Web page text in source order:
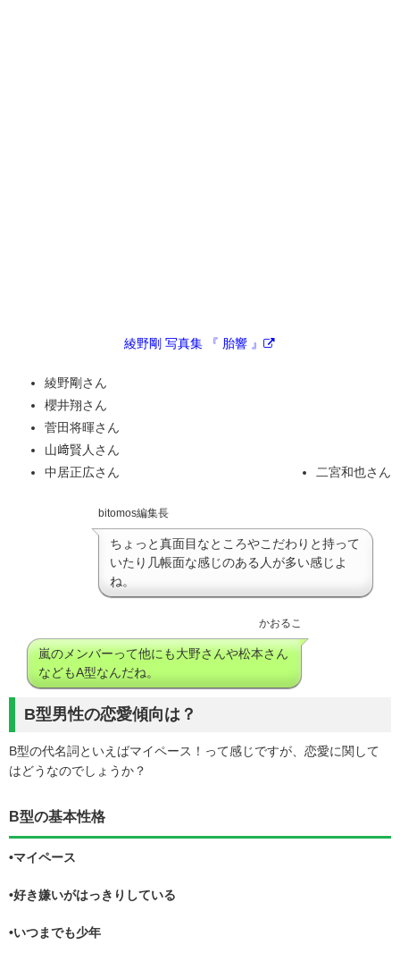
綾野剛 写真集 『 胎響 』
綾野剛さん
櫻井翔さん
菅田将暉さん
山﨑賢人さん
二宮和也さん
中居正広さん
bitomos編集長
ちょっと真面目なところやこだわりと持って
いたり几帳面な感じのある人が多い感じよ
ね。
かおるこ
嵐のメンバーって他にも大野さんや松本さん
などもA型なんだね。
B型男性の恋愛傾向は？
B型の代名詞といえばマイペース！って感じですが、恋愛に関して
はどうなのでしょうか？
B型の基本性格
•マイペース
•好き嫌いがはっきりしている
•いつまでも少年